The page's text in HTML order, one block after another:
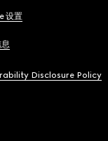
设置
Disclosure Policy